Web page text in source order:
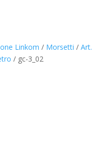
Linkom / Morsetti / Art.
/ gc-3_02